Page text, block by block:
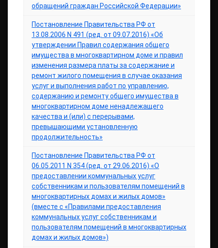
обращений граждан Российской Федерации»
Постановление Правительства РФ от
13.08.2006 N 491 (ред. от 09.07.2016) «Об
утверждении Правил содержания общего
имущества в многоквартирном доме и правил
изменения размера платы за содержание и
ремонт жилого помещения в случае оказания
услуг и выполнения работ по управлению,
содержанию и ремонту общего имущества в
многоквартирном доме ненадлежащего
качества и (или) с перерывами,
превышающими установленную
продолжительность»
Постановление Правительства РФ от
06.05.2011 N 354 (ред. от 29.06.2016) «О
предоставлении коммунальных услуг
собственникам и пользователям помещений в
многоквартирных домах и жилых домов»
(вместе с «Правилами предоставления
коммунальных услуг собственникам и
пользователям помещений в многоквартирных
домах и жилых домов»)